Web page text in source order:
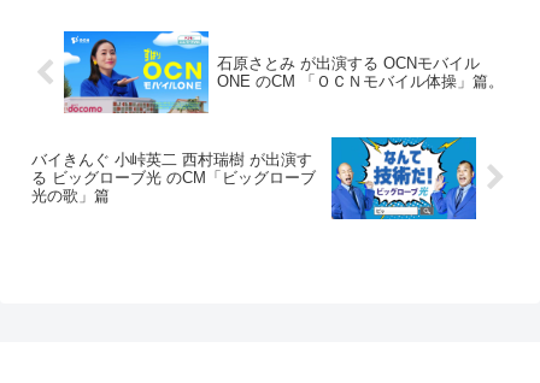
石原さとみ が出演する OCNモバイル
ONE のCM 「ＯＣＮモバイル体操」篇。
バイきんぐ 小峠英二 西村瑞樹 が出演す
る ビッグローブ光 のCM「ビッグローブ
光の歌」篇